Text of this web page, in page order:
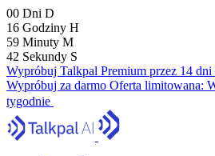
00 Dni D
16 Godziny H
59 Minuty M
41 Sekundy S
Wypróbuj Talkpal Premium przez 14 dni
Wypróbuj za darmo Oferta limitowana:
tygodnie